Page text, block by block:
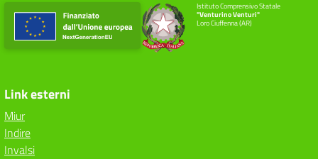
Istituto Comprensivo Statale
"Venturino Venturi"
Loro Ciuffenna (AR)
Link esterni
Miur
Indire
Invalsi